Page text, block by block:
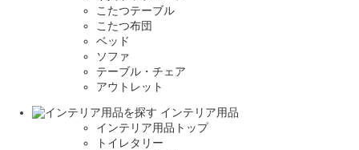
こたつテーブル
こたつ布団
ベッド
ソファ
テーブル・チェア
アウトレット
インテリア用品
インテリア用品トップ
トイレタリー